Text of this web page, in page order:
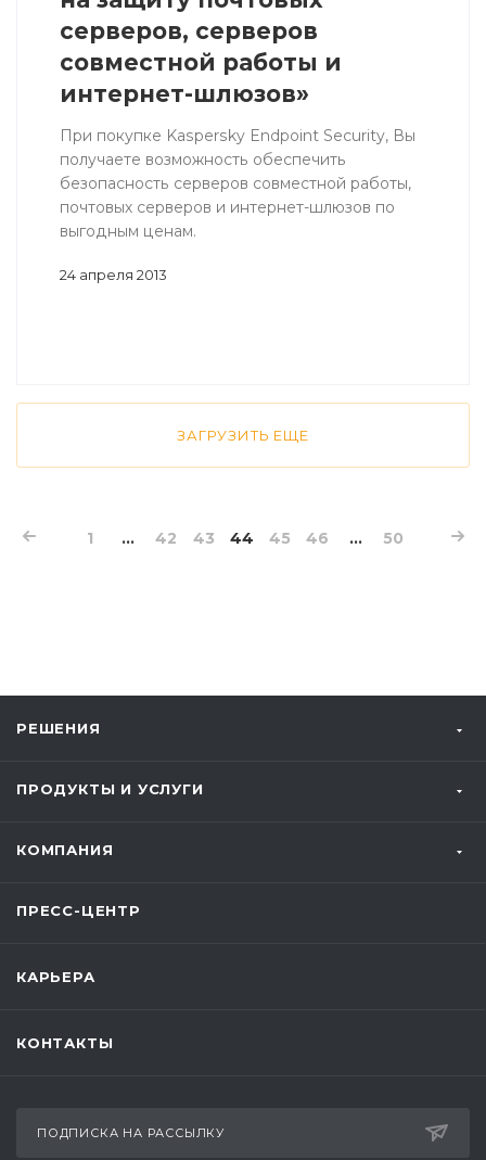
серверов, серверов
совместной работы и
интернет-шлюзов»
При покупке Kaspersky Endpoint Security, Вы
получаете возможность обеспечить
безопасность серверов совместной работы,
почтовых серверов и интернет-шлюзов по
выгодным ценам.
24 апреля 2013
ЗАГРУЗИТЬ ЕЩЕ
1 ... 42 43 44 45 46 ... 50
РЕШЕНИЯ
ПРОДУКТЫ И УСЛУГИ
КОМПАНИЯ
ПРЕСС-ЦЕНТР
КАРЬЕРА
КОНТАКТЫ
ПОДПИСКА НА РАССЫЛКУ